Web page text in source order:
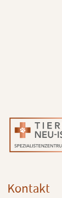
Kon­takt